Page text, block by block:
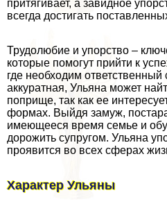
притягивает, а завидное
всегда достигать
Трудолюбие и упорство –
которые помогут прийти к
где необходим ответственный
аккуратная, Ульяна может
поприще, так как ее
формах. Выйдя замуж,
имеющееся время семье и
дорожить супругом. Ульяна
проявится во всех сферах
Хаpaктер Ульяны